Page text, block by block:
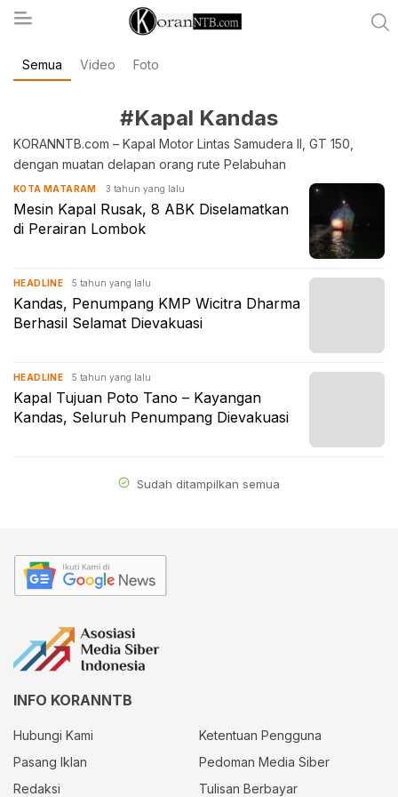
koranntb.com
Semua Video Foto
#Kapal Kandas
KORANNTB.com – Kapal Motor Lintas Samudera II, GT 150,
dengan muatan delapan orang rute Pelabuhan
KOTA MATARAM 3 tahun yang lalu
Mesin Kapal Rusak, 8 ABK Diselamatkan
di Perairan Lombok
HEADLINE 5 tahun yang lalu
Kandas, Penumpang KMP Wicitra Dharma
Berhasil Selamat Dievakuasi
HEADLINE 5 tahun yang lalu
Kapal Tujuan Poto Tano – Kayangan
Kandas, Seluruh Penumpang Dievakuasi
Sudah ditampilkan semua
INFO KORANNTB
Hubungi Kami
Ketentuan Pengguna
Pasang Iklan
Pedoman Media Siber
Redaksi
Tulisan Berbayar